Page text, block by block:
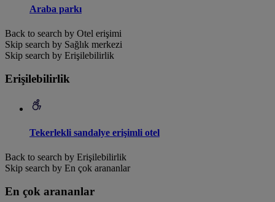
Araba parkı
Back to search by Otel erişimi
Skip search by Sağlık merkezi
Skip search by Erişilebilirlik
Erişilebilirlik
Tekerlekli sandalye erişimli otel
Back to search by Erişilebilirlik
Skip search by En çok arananlar
En çok arananlar